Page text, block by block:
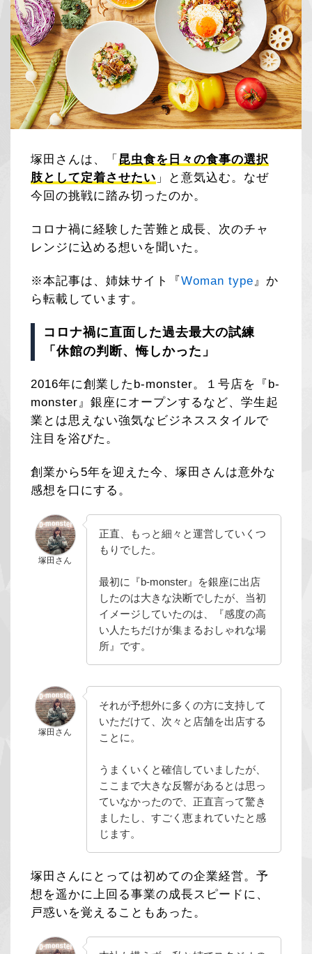
塚田さんは、「 昆虫食を日々の食事の選択
肢として定着させたい 」と意気込む。なぜ
今回の挑戦に踏み切ったのか。
コロナ禍に経験した苦難と成長、次のチャ
レンジに込める想いを聞いた。
※本記事は、姉妹サイト『Woman type』か
ら転載しています。
コロナ禍に直面した過去最大の試練
「休館の判断、悔しかった」
2016年に創業したb-monster。１号店を『b-
monster』銀座にオープンするなど、学生起
業とは思えない強気なビジネススタイルで
注目を浴びた。
創業から5年を迎えた今、塚田さんは意外な
感想を口にする。
塚田さん
正直、もっと細々と運営していくつ
もりでした。
最初に『b-monster』を銀座に出店
したのは大きな決断でしたが、当初
イメージしていたのは、『感度の高
い人たちだけが集まるおしゃれな場
所』です。
塚田さん
それが予想外に多くの方に支持して
いただけて、次々と店舗を出店する
ことに。
うまくいくと確信していましたが、
ここまで大きな反響があるとは思っ
ていなかったので、正直言って驚き
ましたし、すごく恵まれていたと感
じます。
塚田さんにとっては初めての企業経営。予
想を遥かに上回る事業の成長スピードに、
戸惑いを覚えることもあった。